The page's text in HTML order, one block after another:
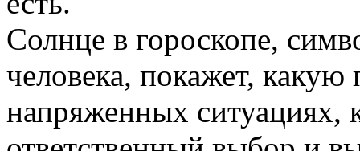
Солнце в гороскопе,
человека, покажет,
напряженных ситуациях,